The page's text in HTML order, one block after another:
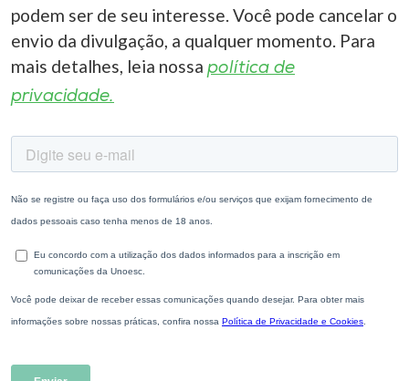
podem ser de seu interesse. Você pode cancelar o
envio da divulgação, a qualquer momento. Para
mais detalhes, leia nossa política de
privacidade.